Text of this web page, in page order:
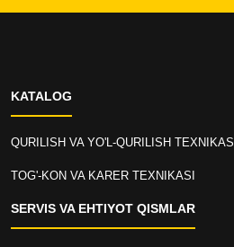
KATALOG
QURILISH VA YO'L-QURILISH TEXNIKASI
TOG'-KON VA KARER TEXNIKASI
SERVIS VA EHTIYOT QISMLAR